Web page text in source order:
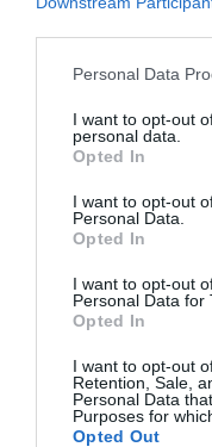
Please note that this
not limited to your visit
grant or deny consent
use your data for
consent section.
Personal Data
I want to opt-out
personal data.
Opted In
I want to opt-out
Personal Data.
Opted In
I want to opt-out
Personal Data for
Opted In
I want to opt-out
Retention, Sale,
Personal Data
Purposes for
Opted Out
Το μέγεθος του
ξεπεράσει προ πολλού
δημιουργήθηκαν προς
και έχουν πάρει την